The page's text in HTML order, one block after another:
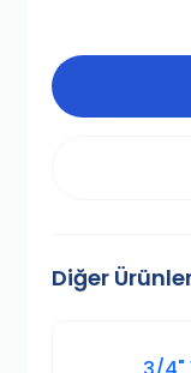
Diğer